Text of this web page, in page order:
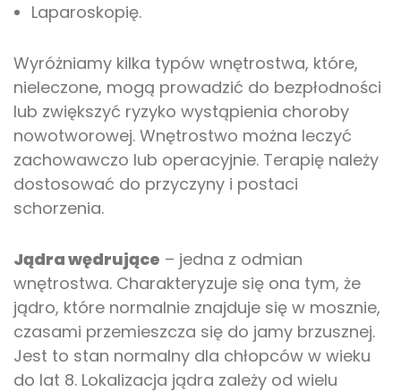
Laparoskopię.
Wyróżniamy kilka typów wnętrostwa, które,
nieleczone, mogą prowadzić do bezpłodności
lub zwiększyć ryzyko wystąpienia choroby
nowotworowej. Wnętrostwo można leczyć
zachowawczo lub operacyjnie. Terapię należy
dostosować do przyczyny i postaci
schorzenia.
Jądra wędrujące – jedna z odmian
wnętrostwa. Charakteryzuje się ona tym, że
jądro, które normalnie znajduje się w mosznie,
czasami przemieszcza się do jamy brzusznej.
Jest to stan normalny dla chłopców w wieku
do lat 8. Lokalizacja jądra zależy od wielu